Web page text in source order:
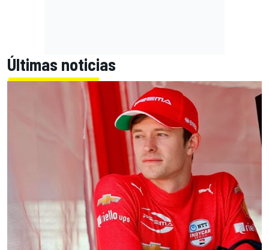
Últimas noticias